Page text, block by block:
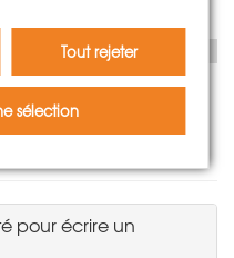
sur le
pour écrire un
Tout rejeter
sélection